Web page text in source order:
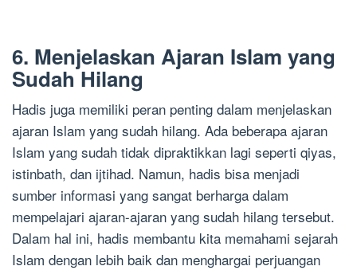
6. Menjelaskan Ajaran Islam yang
Sudah Hilang
Hadis juga memiliki peran penting dalam menjelaskan
ajaran Islam yang sudah hilang. Ada beberapa ajaran
Islam yang sudah tidak dipraktikkan lagi seperti qiyas,
istinbath, dan ijtihad. Namun, hadis bisa menjadi
sumber informasi yang sangat berharga dalam
mempelajari ajaran-ajaran yang sudah hilang tersebut.
Dalam hal ini, hadis membantu kita memahami sejarah
Islam dengan lebih baik dan menghargai perjuangan